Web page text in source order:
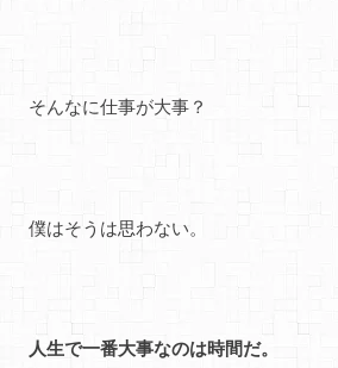
そんなに仕事が大事？
僕はそうは思わない。
人生で一番大事なのは時間だ。